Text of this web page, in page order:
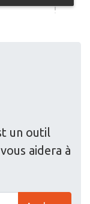
un outil
aidera à